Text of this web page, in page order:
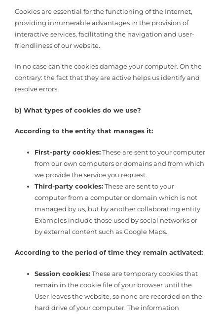
Cookies are essential for the functioning of the Internet,
providing innumerable advantages in the provision of
interactive services, facilitating the navigation and user-
friendliness of our website.
In no case can the cookies damage your computer. On the
contrary: the fact that they are active helps us identify and
resolve errors.
b) What types of cookies do we use?
According to the entity that manages it:
First-party cookies:These are sent to your computer
from our own computers or domains and from which
we provide the service you request.
Third-party cookies:These are sent to your
computer from a computer or domain which is not
managed by us, but by another collaborating entity.
Examples include those used by social networks or
by external content such as Google Maps.
According to the period of time they remain activated:
Session cookies:These are temporary cookies that
remain in the cookie file of your browser until the
User leaves the website, so none are recorded on the
hard drive of your computer. The information